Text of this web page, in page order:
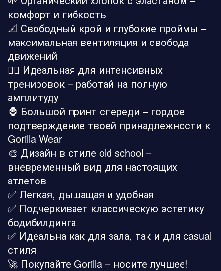
комфорт и гибкость
📐 Свободный крой и глубокие проймы –
максимальная вентиляция и свобода
движений
🏋️‍♂️ Идеальная для интенсивных
тренировок – работай на полную
амплитуду
🦍 Большой принт спереди – гордое
подтверждение твоей принадлежности к
Gorilla Wear
🎨 Дизайн в стиле old school –
вневременный вид для настоящих
атлетов
✅ Легкая, дышащая и удобная
✅ Подчеркивает классическую эстетику
бодибилдинга
✅ Идеальна как для зала, так и для casual
стиля
🚀 Покупайте Gorilla – носите лучшее!